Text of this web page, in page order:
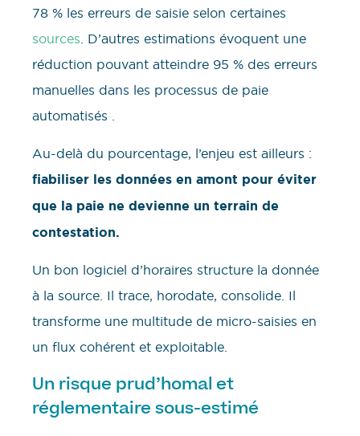
78 % les erreurs de saisie selon certaines
sources. D’autres estimations évoquent une
réduction pouvant atteindre 95 % des erreurs
manuelles dans les processus de paie
automatisés .
Au-delà du pourcentage, l’enjeu est ailleurs :
fiabiliser les données en amont pour éviter
que la paie ne devienne un terrain de
contestation.
Un bon logiciel d’horaires structure la donnée
à la source. Il trace, horodate, consolide. Il
transforme une multitude de micro-saisies en
un flux cohérent et exploitable.
Un risque prud’homal et
réglementaire sous-estimé